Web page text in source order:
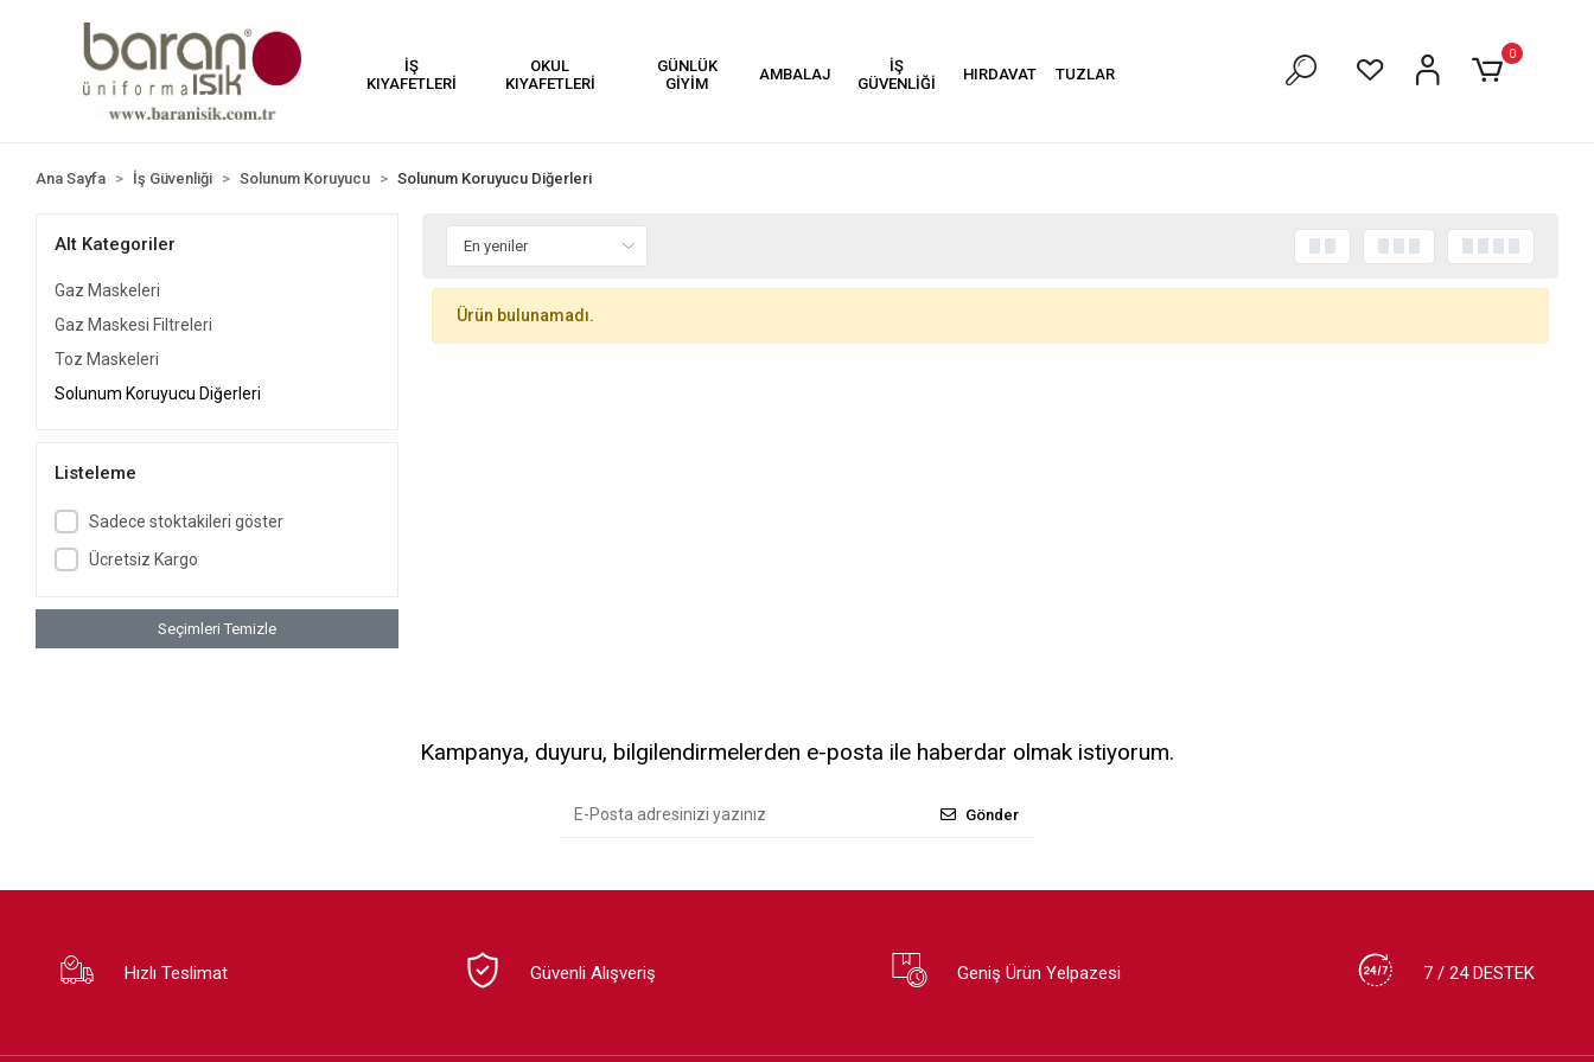
İŞ
KIYAFETLERİ
OKUL
KIYAFETLERİ
GÜNLÜK
GİYİM
AMBALAJ
İŞ
GÜVENLİĞİ
HIRDAVAT TUZLAR
0
Ana Sayfa İş Güvenliği Solunum Koruyucu Solunum Koruyucu Diğerleri
Alt Kategoriler
Gaz Maskeleri
Gaz Maskesi Filtreleri
Toz Maskeleri
Solunum Koruyucu Diğerleri
Listeleme
Sadece stoktakileri göster
Ücretsiz Kargo
Seçimleri Temizle
Ürün bulunamadı.
Kampanya, duyuru, bilgilendirmelerden e-posta ile haberdar olmak istiyorum.
Gönder
Hızlı Teslimat Güvenli Alışveriş Geniş Ürün Yelpazesi 7 / 24 DESTEK